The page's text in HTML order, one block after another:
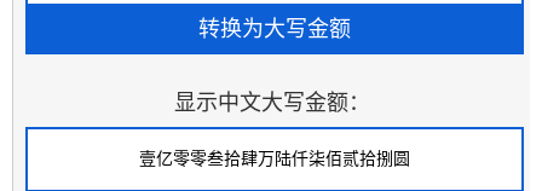
显示中文大写金额：